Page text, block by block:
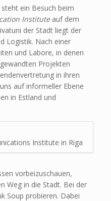
ein Besuch beim
Instituteauf dem
der Stadt liegt der
Logistik. Nach einer
und Labore, in denen
Projekten
in ihren
auf informeller Ebene
in Estland und
Institute in Riga
vorbeizuschauen,
Weg in die Stadt. Bei der
Soup probieren. Dabei